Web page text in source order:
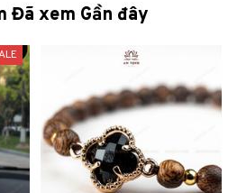
Đã xem Gần đây